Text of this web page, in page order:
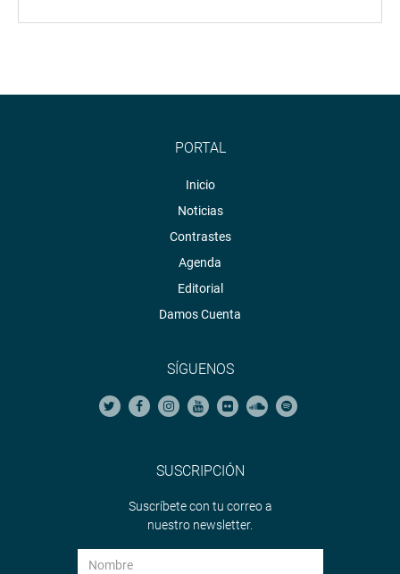
PORTAL
Inicio
Noticias
Contrastes
Agenda
Editorial
Damos Cuenta
SÍGUENOS
SUSCRIPCIÓN
Suscríbete con tu correo a
nuestro newsletter.